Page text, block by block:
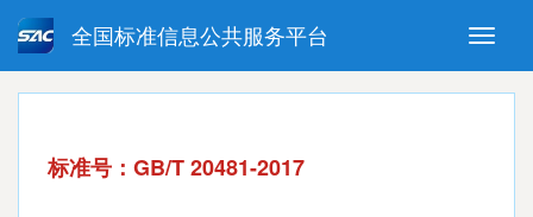
Toggle
全国标准信息公共服务平台
强制性国家标准 推荐性国家标准
指导性技术文件 (National standards in foreign
标准号：GB/T 20481-2017